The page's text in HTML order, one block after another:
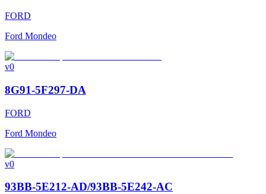
FORD
Ford Mondeo
v0
8G91-5F297-DA
FORD
Ford Mondeo
v0
93BB-5E212-AD/93BB-5E242-AC